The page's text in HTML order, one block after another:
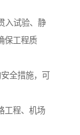
入试验、静
保工程质
全措施，可
工程、机场